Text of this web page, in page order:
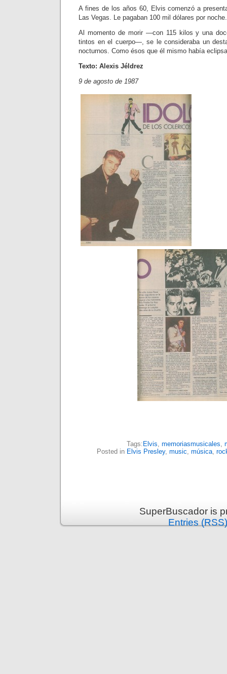
A fines de los años 60, Elvis comen­zó a
Las Vegas. Le pagaban 100 mil dólares por noche.
Al momento de morir —con 115 ki­los y una
tintos en el cuerpo—, se le consideraba un
noc­turnos. Como ésos que él mismo había
Texto: Alexis Jéldrez
9 de agosto de 1987
Tags: Elvis, memoriasmusicales,
Posted in Elvis Presley, music, música,
SuperBuscador is
Entries (RSS)